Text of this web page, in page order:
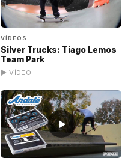
VÍDEOS
Silver Trucks: Tiago Lemos
Team Park
▶ VÍDEO
▶